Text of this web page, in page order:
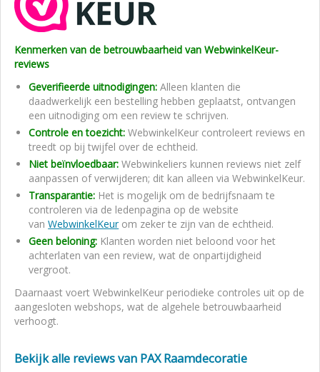
Kenmerken van de betrouwbaarheid van WebwinkelKeur-
reviews
Geverifieerde uitnodigingen: Alleen klanten die
daadwerkelijk een bestelling hebben geplaatst, ontvangen
een uitnodiging om een review te schrijven.
Controle en toezicht: WebwinkelKeur controleert reviews en
treedt op bij twijfel over de echtheid.
Niet beïnvloedbaar: Webwinkeliers kunnen reviews niet zelf
aanpassen of verwijderen; dit kan alleen via WebwinkelKeur.
Transparantie: Het is mogelijk om de bedrijfsnaam te
controleren via de ledenpagina op de website
vanWebwinkelKeurom zeker te zijn van de echtheid.
Geen beloning: Klanten worden niet beloond voor het
achterlaten van een review, wat de onpartijdigheid
vergroot.
Daarnaast voert WebwinkelKeur periodieke controles uit op de
aangesloten webshops, wat de algehele betrouwbaarheid
verhoogt.
Bekijk alle reviews van PAX Raamdecoratie